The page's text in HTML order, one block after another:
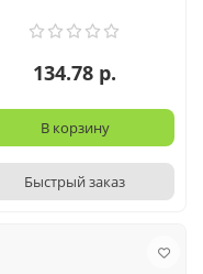
134.78 р.
В корзину
Быстрый заказ